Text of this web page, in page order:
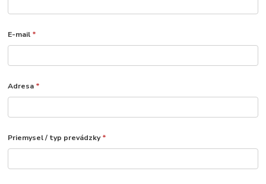
E-mail *
Adresa *
Priemysel / typ prevádzky*